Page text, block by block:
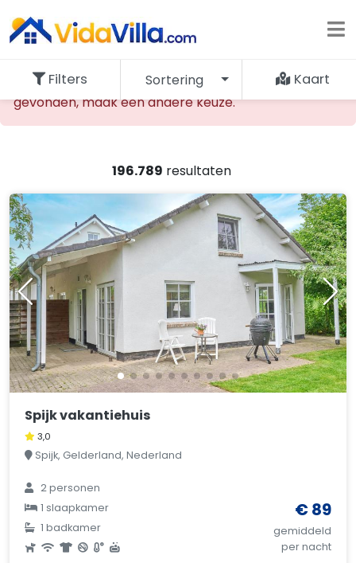
De opgevraagde accommodatie kan niet worden
gevonden, maak een andere keuze.
196.789 resultaten
Filters Sortering Kaart
Spijk vakantiehuis
3,0
Spijk, Gelderland, Nederland
2 personen
1 slaapkamer
1 badkamer
€ 89
gemiddeld
per nacht